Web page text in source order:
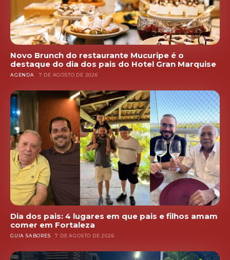
Novo Brunch do restaurante Mucuripe é o
destaque do dia dos pais do Hotel Gran Marquise
AGENDA 7 DE AGOSTO DE 2026
Dia dos pais: 4 lugares em que pais e filhos amam
comer em Fortaleza
GUIA SABORES 7 DE AGOSTO DE 2026